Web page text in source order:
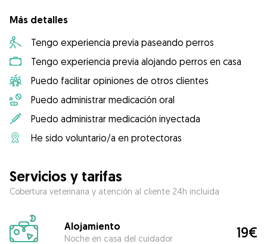
Más detalles
Tengo experiencia previa paseando perros
Tengo experiencia previa alojando perros en casa
Puedo facilitar opiniones de otros clientes
Puedo administrar medicación oral
Puedo administrar medicación inyectada
He sido voluntario/a en protectoras
Servicios y tarifas
Cobertura veterinaria y atención al cliente 24h incluida
Alojamiento
Noche en casa del cuidador 19€